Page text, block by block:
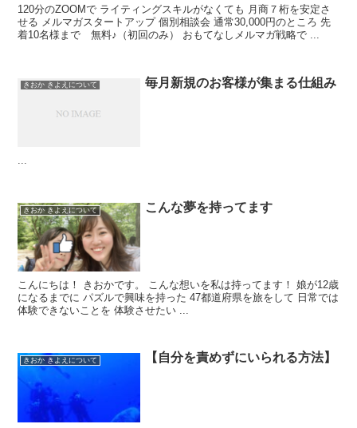
120分のZOOMで ライティングスキルがなくても 月商７桁を安定さ
せる メルマガスタートアップ 個別相談会 通常30,000円のところ 先
着10名様まで 無料♪（初回のみ） おもてなしメルマガ戦略で ...
きおか きよえについて 毎月新規のお客様が集まる仕組み
きおか きよえについて こんな夢を持ってます
こんにちは！ きおかです。 こんな想いを私は持ってます！ 娘が12歳
になるまでに パズルで興味を持った 47都道府県を旅をして 日常では
体験できないことを 体験させたい ...
きおか きよえについて 【自分を責めずにいられる方法】